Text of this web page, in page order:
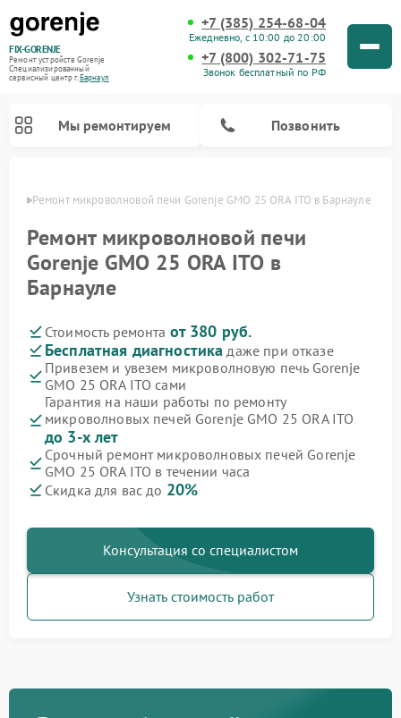
FIX-GORENJE
Ремонт устройств Gorenje
Специализированный
cервисный центр г.Барнаул
+7 (385) 254-68-04
Ежедневно, с 10:00 до 20:00
+7 (800) 302-71-75
Звонок бесплатный по РФ
Мы ремонтируем Позвонить
Ремонт микроволновой печи Gorenje GMO 25 ORA ITO в Барнауле
Ремонт микроволновой печи
Gorenje GMO 25 ORA ITO в
Барнауле
Стоимость ремонта от 380 руб.
Бесплатная диагностика даже при отказе
Привезем и увезем микроволновую печь Gorenje
GMO 25 ORA ITO сами
Гарантия на наши работы по ремонту
микроволновых печей Gorenje GMO 25 ORA ITO
до 3-х лет
Срочный ремонт микроволновых печей Gorenje
GMO 25 ORA ITO в течении часа
Скидка для вас до 20%
Консультация со специалистом
Узнать стоимость работ